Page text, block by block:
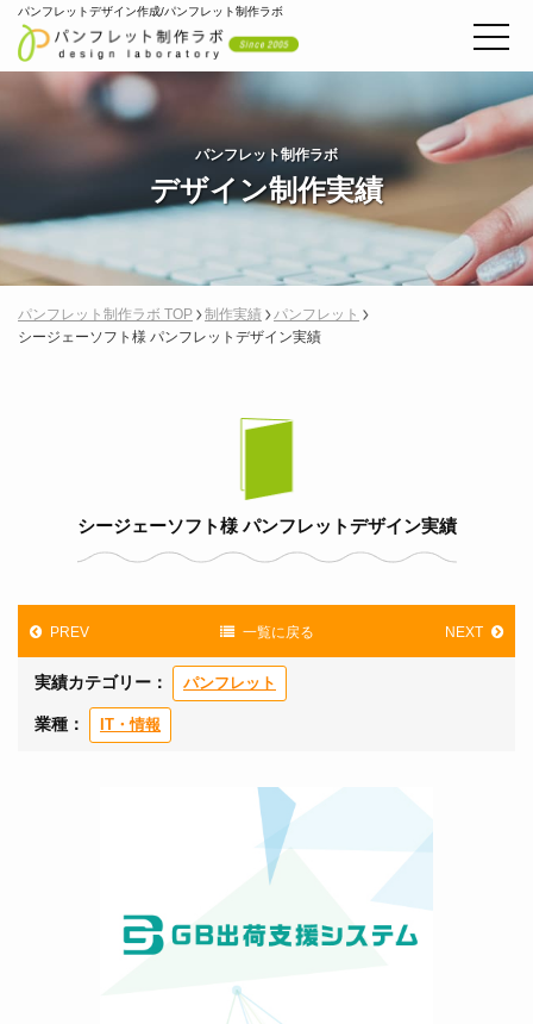
パンフレットデザイン作成/パンフレット制作ラボ
パンフレット制作ラボ
デザイン制作実績
パンフレット制作ラボ TOP 制作実績
パンフレット
シージェーソフト様 パンフレットデザイン実績
シージェーソフト様 パンフレットデザイン実績
PREV 一覧に戻る NEXT
実績カテゴリー： パンフレット
業種： IT・情報